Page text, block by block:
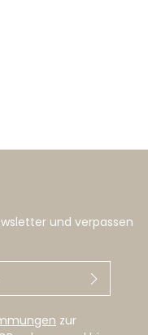
und verpassen
zur